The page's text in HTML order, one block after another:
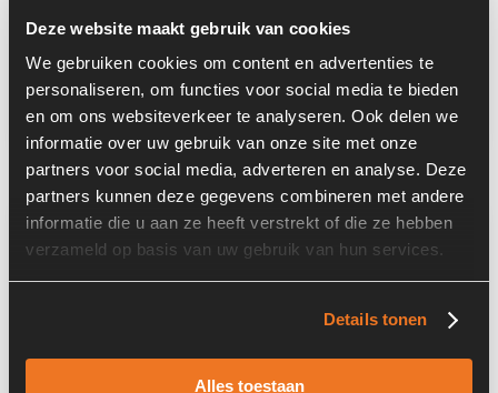
Deze website maakt gebruik van cookies
We gebruiken cookies om content en advertenties te
personaliseren, om functies voor social media te bieden
en om ons websiteverkeer te analyseren. Ook delen we
informatie over uw gebruik van onze site met onze
partners voor social media, adverteren en analyse. Deze
partners kunnen deze gegevens combineren met andere
informatie die u aan ze heeft verstrekt of die ze hebben
verzameld op basis van uw gebruik van hun services.
Details tonen
Alles toestaan
Machine:
Ingersoll Rand
Machine Type:
P70WN
Informatie
Locatie:
4C4M
Ingersoll Rand P 70 WN
Land:
Nederland